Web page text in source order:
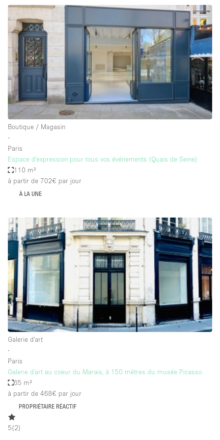
Restaurant / Bar / Café
Rooftop
Salle
Salle de Conférence
Salle de Réunion
Salon / Festival
Salon Beauté / Coiffure
Caractéristiques de l'espace
Air conditionné
Animals Friendly
Ascenseur
Cabines d'essayage
Chauffage
Comptoir
De plain-pied
Entrée Large
Boutique / Magasin
∙
Paris
Espace d'expression pour tous vos événements (Quais de Seine)
110 m²
à partir de 702€ par jour
À LA UNE
Galerie d'art
∙
Paris
Galerie d'art au coeur du Marais, à 150 mètres du musée Picasso.
65 m²
à partir de 468€ par jour
PROPRIÉTAIRE RÉACTIF
5(2)